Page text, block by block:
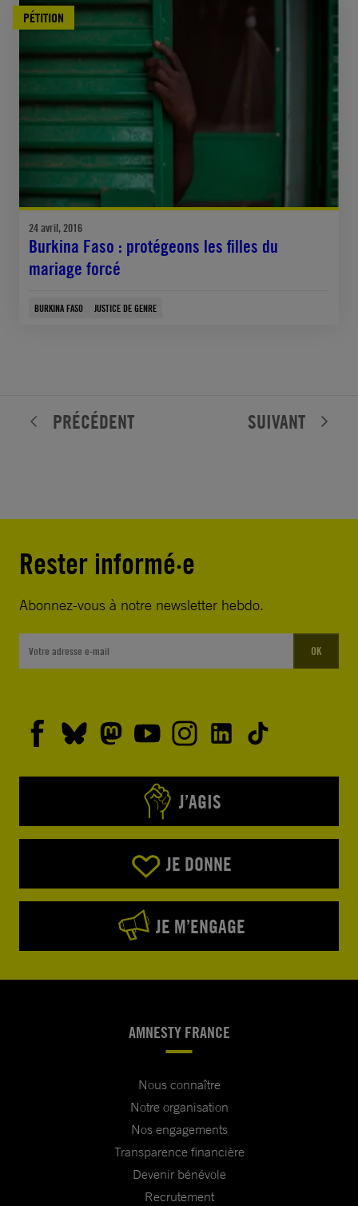
PÉTITION
24 avril, 2016
Burkina Faso : protégeons les filles du
mariage forcé
BURKINA FASO JUSTICE DE GENRE
PRÉCÉDENT SUIVANT
Rester informé·e
Abonnez-vous à notre newsletter hebdo.
OK
J’AGIS
JE DONNE
JE M’ENGAGE
AMNESTY FRANCE
Nous connaître
Notre organisation
Nos engagements
Transparence financière
Devenir bénévole
Recrutement